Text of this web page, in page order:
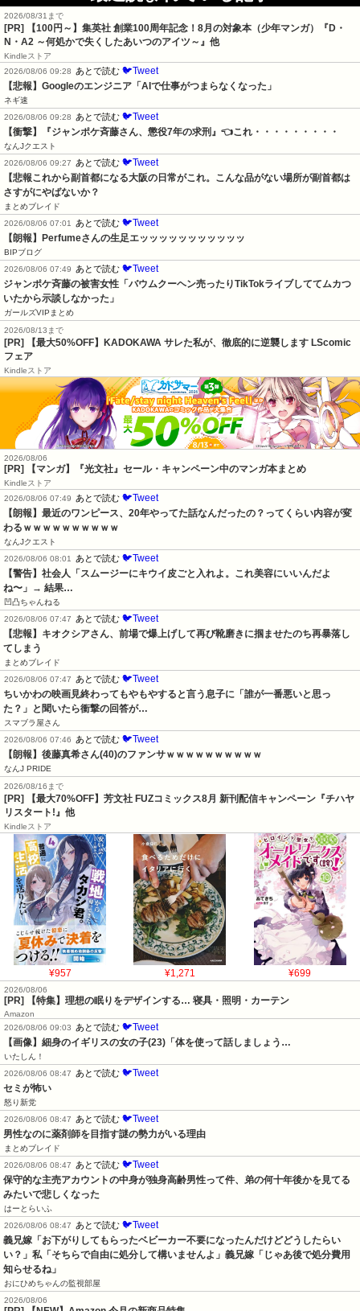
2026/08/31まで
[PR]
【100円～】集英社 創業100周年記念！8月の対象本（少年マンガ）『D・
N・A2 ～何処かで失くしたあいつのアイツ～』他
Kindleストア
2026/08/06 09:28
あとで読む 🐦Tweet
【悲報】Googleのエンジニア「AIで仕事がつまらなくなった」
ネギ速
2026/08/06 09:28
あとで読む 🐦Tweet
【衝撃】『ジャンポケ斉藤さん、懲役7年の求刑』👈これ・・・・・・・・・
なんJクエスト
2026/08/06 09:27
あとで読む 🐦Tweet
【悲報これから副首都になる大阪の日常がこれ。こんな品がない場所が副首都は
さすがにやばないか？
まとめブレイド
2026/08/06 07:01
あとで読む 🐦Tweet
【朗報】Perfumeさんの生足エッッッッッッッッッッッ
BIPブログ
2026/08/06 07:49
あとで読む 🐦Tweet
ジャンポケ斉藤の被害女性「バウムクーヘン売ったりTikTokライブしててムカつ
いたから示談しなかった」
ガールズVIPまとめ
2026/08/13まで
[PR] 【最大50%OFF】KADOKAWA サレた私が、徹底的に逆襲します LScomic
フェア
Kindleストア
2026/08/06
[PR] 【マンガ】『光文社』セール・キャンペーン中のマンガ本まとめ
Kindleストア
2026/08/06 07:49
あとで読む 🐦Tweet
【朗報】最近のワンピース、20年やってた話なんだったの？ってくらい内容が変
わるｗｗｗｗｗｗｗｗｗｗ
なんJクエスト
2026/08/06 08:01
あとで読む 🐦Tweet
【警告】社会人「スムージーにキウイ皮ごと入れよ。これ美容にいいんだよ
ね〜」→ 結果…
凹凸ちゃんねる
2026/08/06 07:47
あとで読む 🐦Tweet
【悲報】キオクシアさん、前場で爆上げして再び靴磨きに掴ませたのち再暴落し
てしまう
まとめブレイド
2026/08/06 07:47
あとで読む 🐦Tweet
ちいかわの映画見終わってもやもやすると言う息子に「誰が一番悪いと思っ
た？」と聞いたら衝撃の回答が…
スマブラ屋さん
2026/08/06 07:46
あとで読む 🐦Tweet
【朗報】後藤真希さん(40)のファンサｗｗｗｗｗｗｗｗｗｗ
なんJ PRIDE
2026/08/16まで
[PR] 【最大70%OFF】芳文社 FUZコミックス8月 新刊配信キャンペーン『チハヤ
リスタート!』他
Kindleストア
¥957 ¥1,271 ¥699
2026/08/06
[PR] 【特集】理想の眠りをデザインする… 寝具・照明・カーテン
Amazon
2026/08/06 09:03
あとで読む 🐦Tweet
【画像】細身のイギリスの女の子(23)「体を使って話しましょう…
いたしん！
2026/08/06 08:47
あとで読む 🐦Tweet
セミが怖い
怒り新党
2026/08/06 08:47
あとで読む 🐦Tweet
男性なのに薬剤師を目指す謎の勢力がいる理由
まとめブレイド
2026/08/06 08:47
あとで読む 🐦Tweet
保守的な主売アカウントの中身が独身高齢男性って件、弟の何十年後かを見てる
みたいで悲しくなった
はーとらいふ
2026/08/06 08:47
あとで読む 🐦Tweet
義兄嫁「お下がりしてもらったベビーカー不要になったんだけどどうしたらい
い？」私「そちらで自由に処分して構いませんよ」義兄嫁「じゃあ後で処分費用
知らせるね」
おにひめちゃんの監視部屋
2026/08/06